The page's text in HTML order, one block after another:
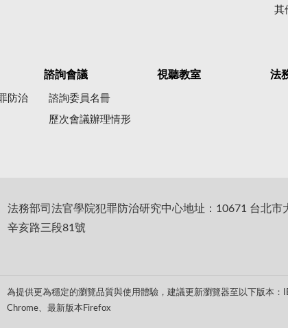
其
防治
諮詢會議
諮詢委員名冊
歷次會議辦理情形
視聽教室 法
法務部司法官學院犯罪防治研究中心地址：10671 台北市
辛亥路三段81號
為提供更為穩定的瀏覽品質與使用體驗，建議更新瀏覽器至以下版本：
Chrome、最新版本Firefox